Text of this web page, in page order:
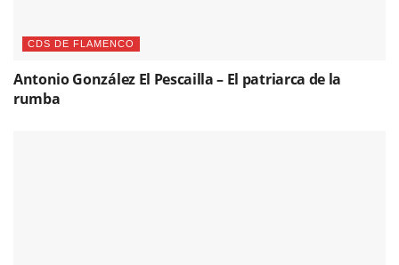
CDS DE FLAMENCO
Antonio González El Pescailla – El patriarca de la
rumba